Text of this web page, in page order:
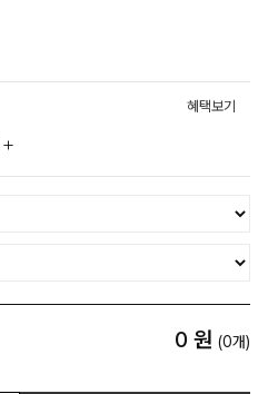
혜택보기
0 원 (0개)